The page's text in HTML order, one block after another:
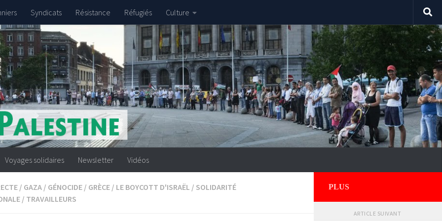
Syndicats Résistance Réfugiés Culture
Voyages solidaires Newsletter Vidéos
/ GAZA / GÉNOCIDE / GRÈCE / LE BOYCOTT D'ISRAËL / SOLIDARITÉ
/ TRAVAILLEURS
PLUS
ARTICLE SUIVANT